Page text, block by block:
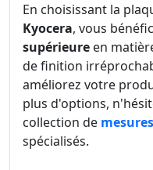
En choisissant la
Kyocera, vous
supérieure en
de finition
améliorez votre
plus d'options,
collection de mesures
spécialisés.